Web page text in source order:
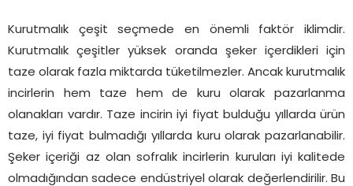
Kurutmalık çeşit seçmede en önemli faktör iklimdir.
Kurutmalık çeşitler yüksek oranda şeker içerdikleri için
taze olarak fazla miktarda tüketilmezler. Ancak kurutmalık
incirlerin hem taze hem de kuru olarak pazarlanma
olanakları vardır. Taze incirin iyi fiyat bulduğu yıllarda ürün
taze, iyi fiyat bulmadığı yıllarda kuru olarak pazarlanabilir.
Şeker içeriği az olan sofralık incirlerin kuruları iyi kalitede
olmadığından sadece endüstriyel olarak değerlendirilir. Bu